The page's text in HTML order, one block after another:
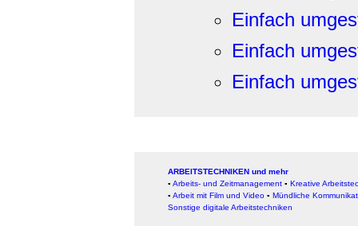
Einfach
Einfach
Einfach
ARBEITSTECHNIKEN und mehr
▪ Arbeits- und Zeitmanagement ▪ Kreative
▪ Arbeit mit Film und Video ▪ Mündliche
Sonstige digitale Arbeitstechniken